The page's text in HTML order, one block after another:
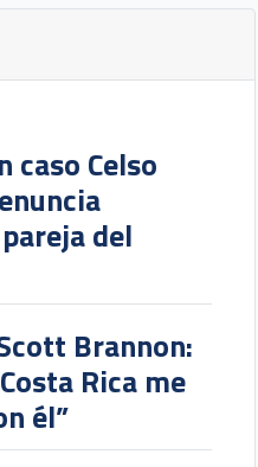
caso Celso
del
Brannon:
Rica me
él”